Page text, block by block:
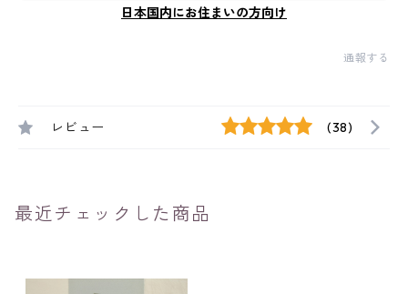
日本国内にお住まいの方向け
通報する
レビュー (38)
最近チェックした商品